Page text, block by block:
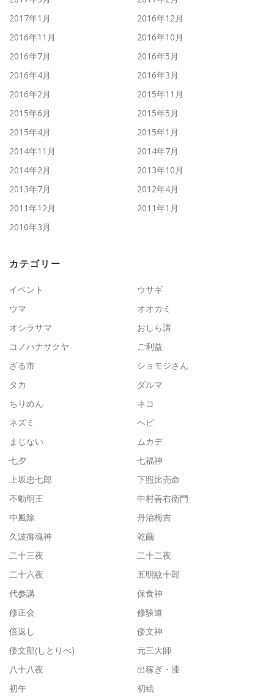
2017年1月
2016年12月
2016年11月
2016年10月
2016年7月
2016年5月
2016年4月
2016年3月
2016年2月
2015年11月
2015年6月
2015年5月
2015年4月
2015年1月
2014年11月
2014年7月
2014年2月
2013年10月
2013年7月
2012年4月
2011年12月
2011年1月
2010年3月
カテゴリー
イベント
ウサギ
ウマ
オオカミ
オシラサマ
おしら講
コノハナサクヤ
ご利益
ざる市
ショモジさん
タカ
ダルマ
ちりめん
ネコ
ネズミ
ヘビ
まじない
ムカデ
七夕
七福神
上坂忠七郎
下照比売命
不動明王
中村善右衛門
中風除
丹治梅吉
久波御魂神
乾繭
二十三夜
二十二夜
二十六夜
五明紋十郎
代参講
保食神
修正会
修験道
倍返し
倭文神
倭文部(しとりべ)
元三大師
八十八夜
出稼ぎ・漆
初午
初絵